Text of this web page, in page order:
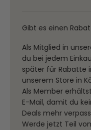
Gibt es einen
Als Mitglied in
du bei jedem
später für Rabatte
unserem Store in
Als Member
E-Mail, damit du
Deals mehr
Werde jetzt Teil